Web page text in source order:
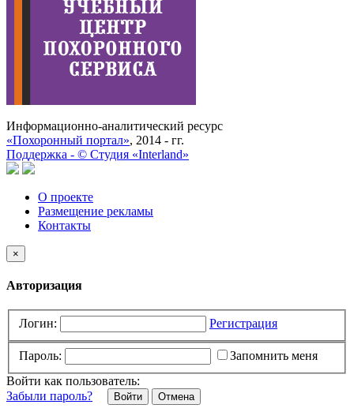
Информационно-аналитический ресурс
«Похоронный портал», 2014 - гг.
Поддержка - © Cтудия «Interland»
О проекте
Размещение рекламы
Контакты
×
Авторизация
Логин: Регистрация
Пароль:
Запомнить меня
Войти как пользователь:
Забыли пароль?
Отмена